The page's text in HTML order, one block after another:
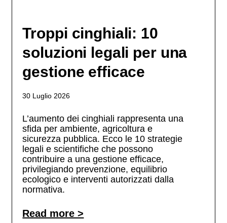
Troppi cinghiali: 10
soluzioni legali per una
gestione efficace
30 Luglio 2026
L’aumento dei cinghiali rappresenta una
sfida per ambiente, agricoltura e
sicurezza pubblica. Ecco le 10 strategie
legali e scientifiche che possono
contribuire a una gestione efficace,
privilegiando prevenzione, equilibrio
ecologico e interventi autorizzati dalla
normativa.
Read more >